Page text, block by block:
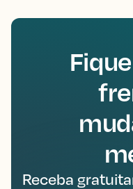
Receba